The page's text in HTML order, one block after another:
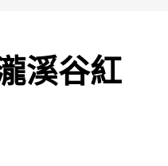
溪谷紅